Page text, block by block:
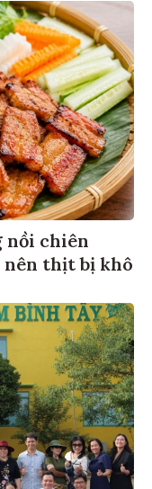
nồi chiên
nên thịt bị khô